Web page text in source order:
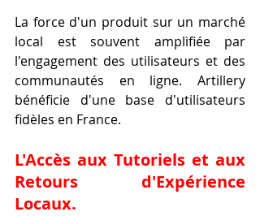
La force d'un produit sur un marché
local est souvent amplifiée par
l'engagement des utilisateurs et des
communautés en ligne. Artillery
bénéficie d'une base d'utilisateurs
fidèles en France.
L'Accès aux Tutoriels et aux
Retours d'Expérience
Locaux.